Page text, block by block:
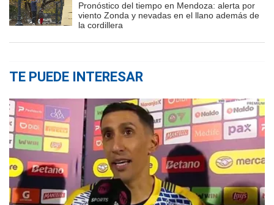
Pronóstico del tiempo en Mendoza: alerta por
viento Zonda y nevadas en el llano además de
la cordillera
TE PUEDE INTERESAR